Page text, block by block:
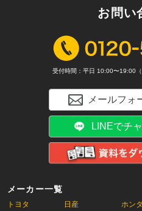
メーカー一覧
トヨタ 日産 ホン
お問い
受付時間：平日 10:00〜19:00（
メールフォ
LINEでチ